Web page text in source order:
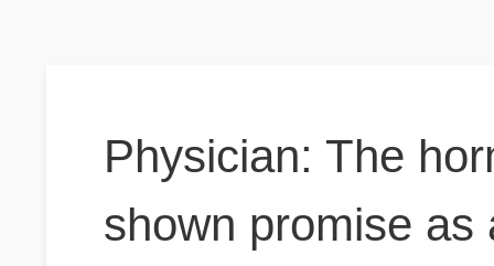
Physician: The
shown promise as